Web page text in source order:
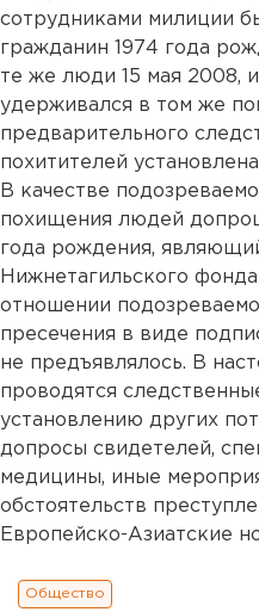
сотрудниками милиции
гражданин 1974 года
те же люди 15 мая 2008,
удерживался в том же
предварительного
похитителей
В качестве
похищения людей
года рождения,
Нижнетагильского
отношении
пресечения в виде
не предъявлялось. В
проводятся
установлению других
допросы свидетелей,
медицины, иные
обстоятельств
Европейско-Азиатские
Общество